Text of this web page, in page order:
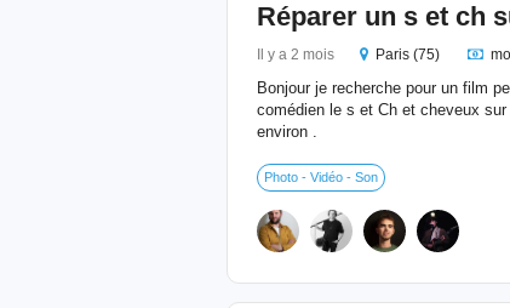
Réparer un s et ch
Il y a 2 mois Paris (75)
Bonjour je recherche pour un film
comédien le s et Ch et cheveux
environ .
Photo - Vidéo - Son